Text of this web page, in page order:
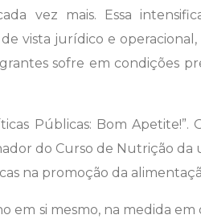
vez mais. Essa
vista jurídico e
sofre em condições
Públicas: Bom
do Curso de Nutrição
na promoção da
em si mesmo, na medida